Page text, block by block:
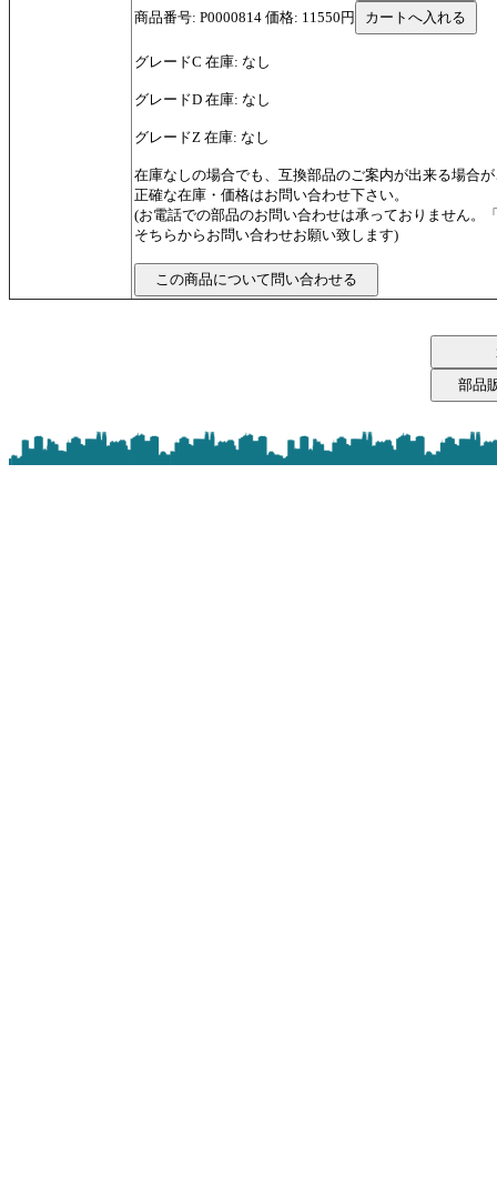
商品番号: P0000814 価格: 11550円
グレードC 在庫: なし
グレードD 在庫: なし
グレードZ 在庫: なし
在庫なしの場合でも、互換部品のご案内が出来る場合
正確な在庫・価格はお問い合わせ下さい。
(お電話での部品のお問い合わせは承っておりません。
そちらからお問い合わせお願い致します)